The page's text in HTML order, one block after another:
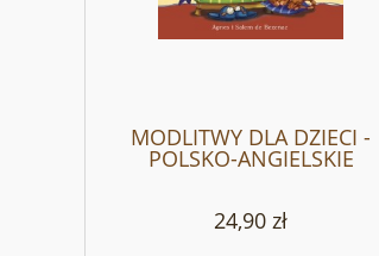
MODLITWY DLA DZIECI -
POLSKO-ANGIELSKIE
24,90 zł